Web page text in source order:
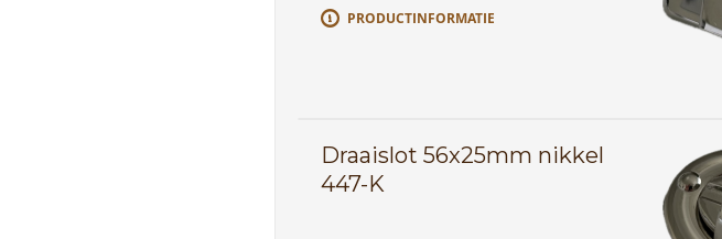
PRODUCTINFORMATIE
Draaislot 56x25mm nikkel
447-K